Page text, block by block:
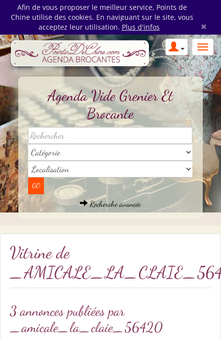
Afin de vous proposer le meilleur service, Points de
Chine utilise des cookies. En naviguant sur le site, vous
acceptez leur utilisation. Plus d'infos ×
Agenda Vide Grenier Et
Brocante
Recherche avancée
Vitrine de
3 annonces publiées par
_amicale_la_claie_56420